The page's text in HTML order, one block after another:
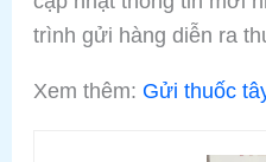
trình gửi hàng diễn ra
Xem thêm: Gửi thuốc